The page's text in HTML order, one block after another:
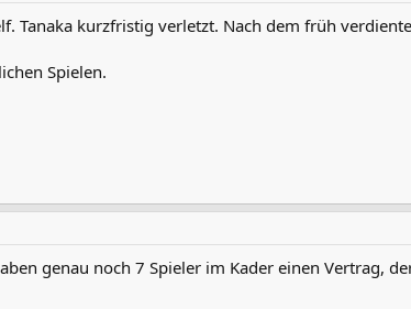
Tanaka kurzfristig verletzt. Nach dem früh
Spielen.
genau noch 7 Spieler im Kader einen Vertrag,